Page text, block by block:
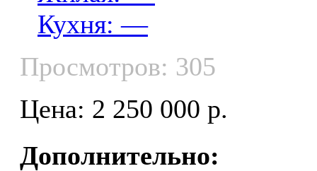
Кухня: —
Просмотров: 305
Цена: 2 250 000 р.
Дополнительно: